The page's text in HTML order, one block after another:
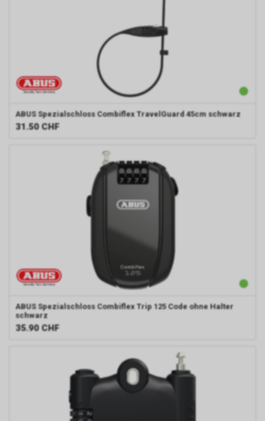
ABUS Spezialschloss Combiflex TravelGuard 45cm schwarz
31.50 CHF
ABUS Spezialschloss Combiflex Trip 125 Code ohne Halter
schwarz
35.90 CHF